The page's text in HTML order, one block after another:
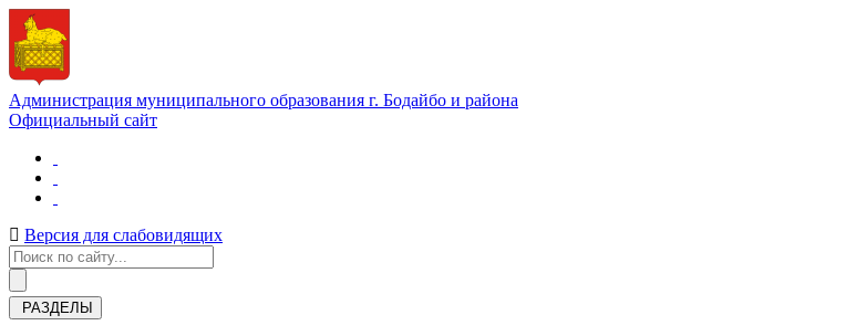
Администрация муниципального образования г. Бодайбо и района
Официальный сайт
Версия для слабовидящих
РАЗДЕЛЫ